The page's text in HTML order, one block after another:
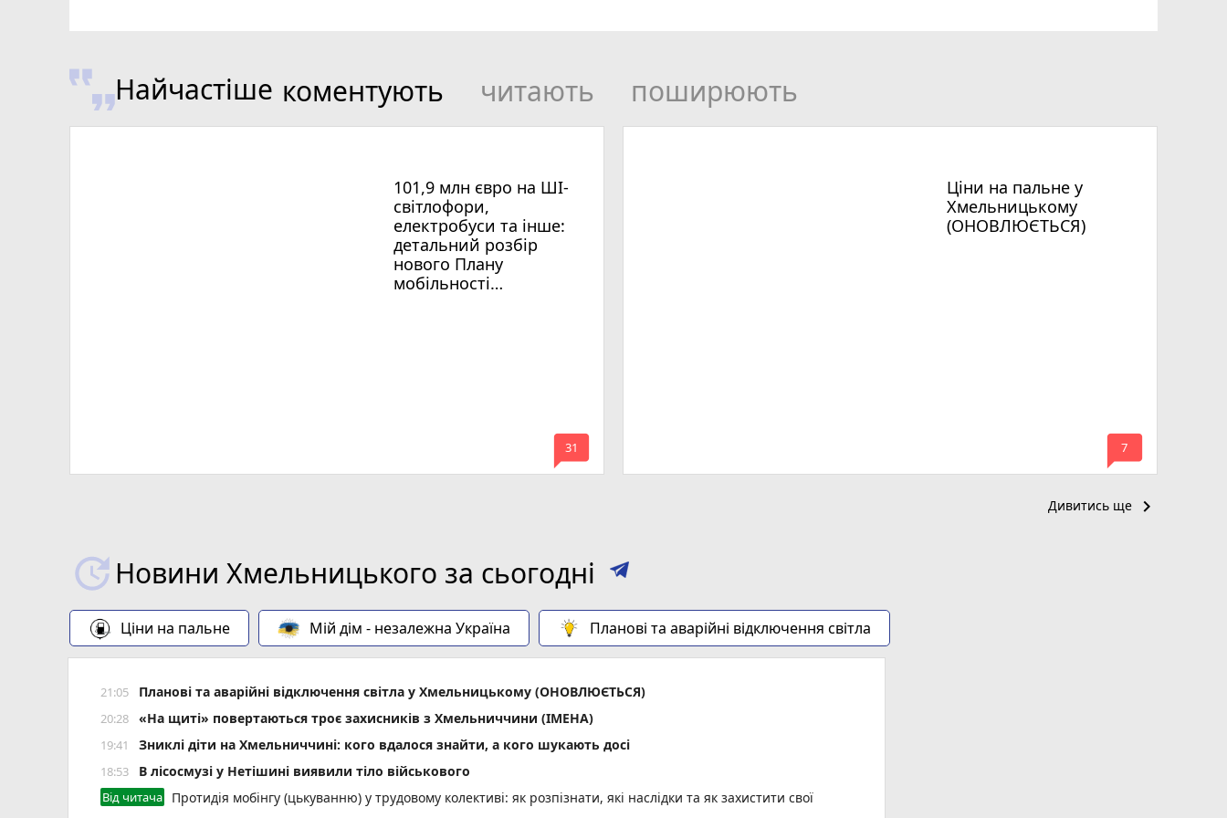
Найчастіше коментують читають поширюють
101,9 млн євро на ШІ-
світлофори,
електробуси та інше:
детальний розбір
нового Плану
мобільності
mode_comment
31
Ціни на пальне у
Хмельницькому
(ОНОВЛЮЄТЬСЯ)
mode_comment
7
Дивитись ще keyboard_arrow_right
Новини Хмельницького за сьогодні
Ціни на пальне Мій дім - незалежна Україна Планові та аварійні відключення світла
21:05 Планові та аварійні відключення світла у Хмельницькому (ОНОВЛЮЄТЬСЯ)
20:28 «На щиті» повертаються троє захисників з Хмельниччини (ІМЕНА)
19:41 Зниклі діти на Хмельниччині: кого вдалося знайти, а кого шукають досі
18:53 В лісосмузі у Нетішині виявили тіло військового
Від читача
Протидія мобінгу (цькуванню) у трудовому колективі: як розпізнати, які наслідки та як захистити свої